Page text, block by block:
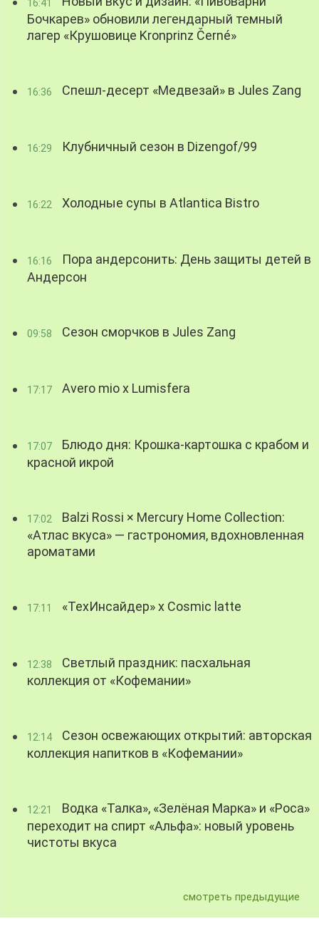
16:41
Бочкарев» обновили легендарный темный
лагер «Крушовице Kronprinz Černé»
16:36 Спешл-десерт «Медвезай» в Jules Zang
16:29 Клубничный сезон в Dizengof/99
16:22 Холодные супы в Atlantica Bistro
16:16
Пора андерсонить: День защиты детей в
Андерсон
09:58 Сезон сморчков в Jules Zang
17:17 Avero mio x Lumisfera
17:07
Блюдо дня: Крошка-картошка с крабом и
красной икрой
17:02
Balzi Rossi × Mercury Home Collection:
«Атлас вкуса» — гастрономия, вдохновленная
ароматами
17:11 «ТехИнсайдер» х Cosmic latte
12:38
Светлый праздник: пасхальная
коллекция от «Кофемании»
12:14
Сезон освежающих открытий: авторская
коллекция напитков в «Кофемании»
12:21
Водка «Талка», «Зелёная Марка» и «Роса»
переходит на спирт «Альфа»: новый уровень
чистоты вкуса
смотреть предыдущие